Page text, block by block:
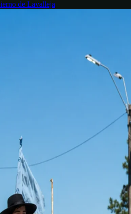
de Lavalleja